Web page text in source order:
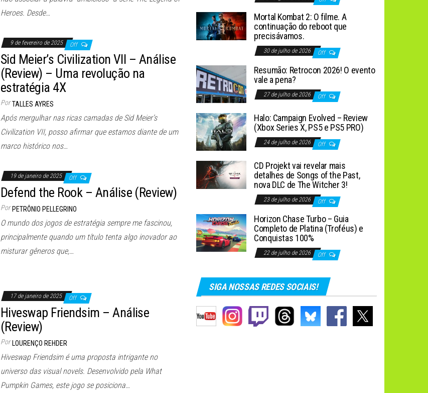
Heroes. Desde…
9 de fevereiro de 2025 Off
Sid Meier’s Civilization VII – Análise
(Review) – Uma revolução na
estratégia 4X
Por TALLES AYRES
Após mergulhar nas ricas camadas de Sid Meier’s
Civilization VII, posso afirmar que estamos diante de um
marco histórico nos…
19 de janeiro de 2025 Off
Defend the Rook – Análise (Review)
Por PETRÔNIO PELLEGRINO
O mundo dos jogos de estratégia sempre me fascinou,
principalmente quando um título tenta algo inovador ao
misturar gêneros que,…
17 de janeiro de 2025 Off
Hiveswap Friendsim – Análise
(Review)
Por LOURENÇO REHDER
Hiveswap Friendsim é uma proposta intrigante no
universo das visual novels. Desenvolvido pela What
Pumpkin Games, este jogo se posiciona…
Mortal Kombat 2: O filme. A
continuação do reboot que
precisávamos.
30 de julho de 2026 Off
Resumão: Retrocon 2026! O evento
vale a pena?
27 de julho de 2026 Off
Halo: Campaign Evolved – Review
(Xbox Series X, PS5 e PS5 PRO)
24 de julho de 2026 Off
CD Projekt vai revelar mais
detalhes de Songs of the Past,
nova DLC de The Witcher 3!
23 de julho de 2026 Off
Horizon Chase Turbo – Guia
Completo de Platina (Troféus) e
Conquistas 100%
22 de julho de 2026 Off
SIGA NOSSAS REDES SOCIAIS!